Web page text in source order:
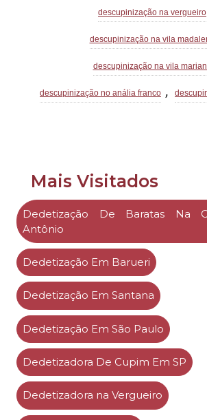
descupinização na vergueiro
descupinização na vila
descupinização na vila
descupinização no anália franco ,
Mais Visitados
Dedetização De Baratas Na
Antônio
Dedetização Em Barueri
Dedetização Em Santana
Dedetização Em São Paulo
Dedetizadora De Cupim Em SP
Dedetizadora na Vergueiro